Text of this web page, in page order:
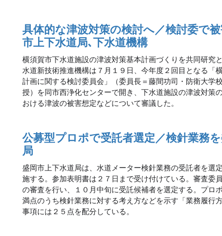
具体的な津波対策の検討へ／検討委で
市上下水道局､下水道機構
横須賀市下水道施設の津波対策基本計画づくりを共同研究
水道新技術推進機構は７月１９日、今年度２回目となる「
計画に関する検討委員会」（委員長＝藤間功司・防衛大学
授）を同市西浄化センターで開き、下水道施設の津波対策
おける津波の被害想定などについて審議した。
公募型プロポで受託者選定／検針業務
局
盛岡市上下水道局は、水道メーター検針業務の受託者を選
施する。参加表明書は２７日まで受け付けている。審査委
の審査を行い、１０月中旬に受託候補者を選定する。プロ
満点のうち検針業務に対する考え方などを示す「業務履行
事項には２５点を配分している。